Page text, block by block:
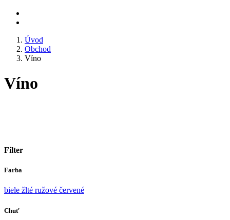
Úvod
Obchod
Víno
Víno
Filter
Farba
biele žlté ružové červené
Chuť